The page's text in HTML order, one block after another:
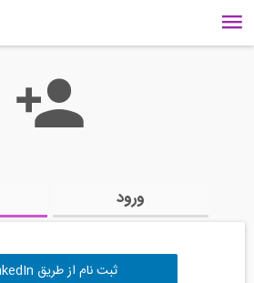
ورود
ثبت نام از طریق LinkedIn